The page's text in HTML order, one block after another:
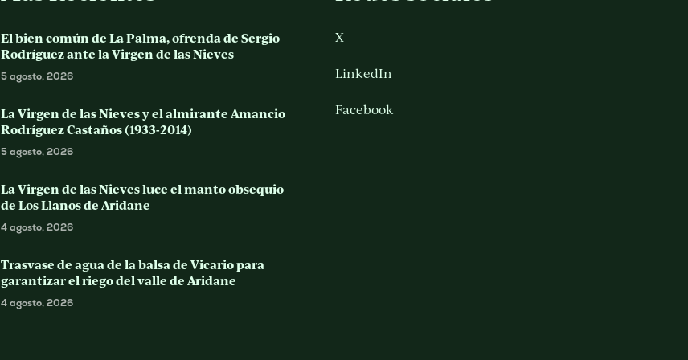
El bien común de La Palma, ofrenda de Sergio
Rodríguez ante la Virgen de las Nieves
5 agosto, 2026
La Virgen de las Nieves y el almirante Amancio
Rodríguez Castaños (1933-2014)
5 agosto, 2026
La Virgen de las Nieves luce el manto obsequio
de Los Llanos de Aridane
4 agosto, 2026
Trasvase de agua de la balsa de Vicario para
garantizar el riego del valle de Aridane
4 agosto, 2026
X
LinkedIn
Facebook